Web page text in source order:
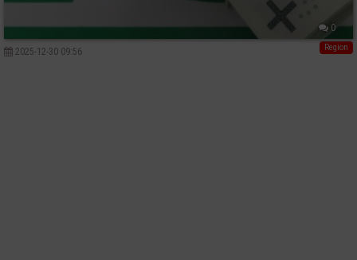
0
Region
2025-12-30 09:56